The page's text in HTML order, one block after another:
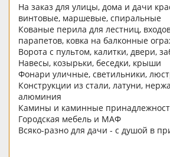
На заказ для улицы, дома и дачи
винтовые, маршевые, спиральные
Кованые перила для лестниц,
парапетов, ковка на балконные
Ворота с пультом, калитки, двери,
Навесы, козырьки, беседки, крыши
Фонари уличные, светильники,
Конструкции из стали, латуни,
алюминия
Камины и каминные
Городская мебель и МАФ
Всяко-разно для дачи - с душой в